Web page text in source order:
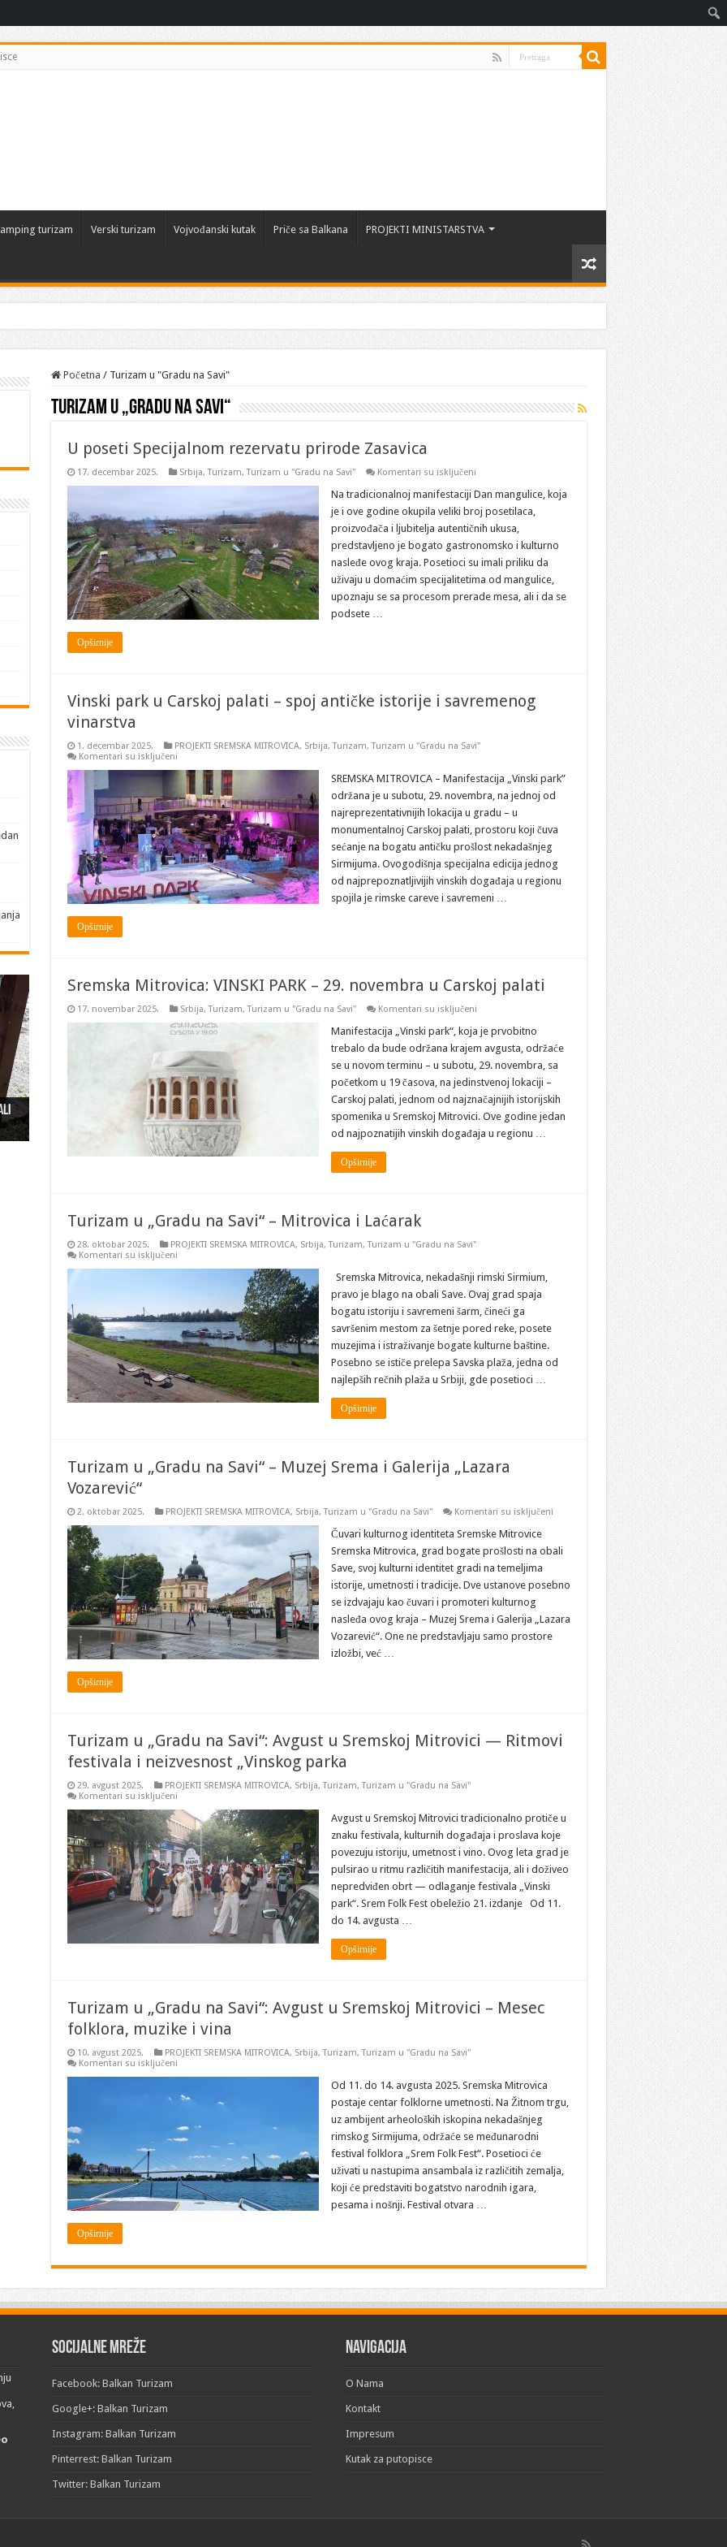
turizam Verski turizam Vojvođanski kutak Priče sa Balkana PROJEKTI MINISTARSTVA
Početna / Turizam u "Gradu na Savi"
Turizam u „Gradu na Savi“
U poseti Specijalnom rezervatu prirode Zasavica
17. decembar 2025. Srbija,Turizam,Turizam u "Gradu na Savi" Komentari su isključenina
poseti
Specijalnom
rezervatu
prirode
Zasavica
Na tradicionalnoj manifestaciji Dan mangulice, koja
je i ove godine okupila veliki broj posetilaca,
proizvođača i ljubitelja autentičnih ukusa,
predstavljeno je bogato gastronomsko i kulturno
nasleđe ovog kraja. Posetioci su imali priliku da
uživaju u domaćim specijalitetima od mangulice,
upoznaju se sa procesom prerade mesa, ali i da se
podsete …
Opširnije
Vinski park u Carskoj palati – spoj antičke istorije i savremenog
vinarstva
1. decembar 2025. PROJEKTI SREMSKA MITROVICA, Srbija,Turizam,Turizam u "Gradu na Savi"
Komentari su isključenina
park
Carskoj
palati
–
spoj
antičke
istorije
i
savremenog
vinarstva
SREMSKA MITROVICA – Manifestacija „Vinski park”
održana je u subotu, 29. novembra, na jednoj od
najreprezentativnijih lokacija u gradu – u
monumentalnoj Carskoj palati, prostoru koji čuva
sećanje na bogatu antičku prošlost nekadašnjeg
Sirmijuma. Ovogodišnja specijalna edicija jednog
od najprepoznatljivijih vinskih događaja u regionu
spojila je rimske careve i savremeni …
Opširnije
Sremska Mitrovica: VINSKI PARK – 29. novembra u Carskoj palati
17. novembar 2025. Srbija,Turizam,Turizam u "Gradu na Savi" Komentari su isključenina
Mitrovica:
VINSKI
PARK
–
29.
novembra
Carskoj
palati
Manifestacija „Vinski park“, koja je prvobitno
trebalo da bude održana krajem avgusta, održaće
se u novom terminu – u subotu, 29. novembra, sa
početkom u 19 časova, na jedinstvenoj lokaciji –
Carskoj palati, jednom od najznačajnijih istorijskih
spomenika u Sremskoj Mitrovici. Ove godine jedan
od najpoznatijih vinskih događaja u regionu …
Opširnije
Turizam u „Gradu na Savi“ – Mitrovica i Laćarak
28. oktobar 2025. PROJEKTI SREMSKA MITROVICA, Srbija,Turizam,Turizam u "Gradu na Savi"
Komentari su isključenina
Savi“
–
Mitrovica
i
Laćarak
Sremska Mitrovica, nekadašnji rimski Sirmium,
pravo je blago na obali Save. Ovaj grad spaja
bogatu istoriju i savremeni šarm, čineći ga
savršenim mestom za šetnje pored reke, posete
muzejima i istraživanje bogate kulturne baštine.
Posebno se ističe prelepa Savska plaža, jedna od
najlepših rečnih plaža u Srbiji, gde posetioci …
Opširnije
Turizam u „Gradu na Savi“ – Muzej Srema i Galerija „Lazara
Vozarević“
2. oktobar 2025. PROJEKTI SREMSKA MITROVICA, Srbija,Turizam u "Gradu na Savi" Komentari su isključenina
na
Muzej
Galerija
Vozarević“
Čuvari kulturnog identiteta Sremske Mitrovice
Sremska Mitrovica, grad bogate prošlosti na obali
Save, svoj kulturni identitet gradi na temeljima
istorije, umetnosti i tradicije. Dve ustanove posebno
se izdvajaju kao čuvari i promoteri kulturnog
nasleđa ovog kraja – Muzej Srema i Galerija „Lazara
Vozarević“. One ne predstavljaju samo prostore
izložbi, već …
Opširnije
Turizam u „Gradu na Savi“: Avgust u Sremskoj Mitrovici — Ritmovi
festivala i neizvesnost „Vinskog parka
29. avgust 2025. PROJEKTI SREMSKA MITROVICA, Srbija,Turizam,Turizam u "Gradu na Savi"
Komentari su isključenina
„Gradu
na
Savi“:
Avgust
u
Sremskoj
Mitrovici
—
Ritmovi
festivala
neizvesnost
Avgust u Sremskoj Mitrovici tradicionalno protiče u
znaku festivala, kulturnih događaja i proslava koje
povezuju istoriju, umetnost i vino. Ovog leta grad je
pulsirao u ritmu različitih manifestacija, ali i doživeo
nepredviđen obrt — odlaganje festivala „Vinski
park“. Srem Folk Fest obeležio 21. izdanje Od 11.
do 14. avgusta …
Opširnije
Turizam u „Gradu na Savi“: Avgust u Sremskoj Mitrovici – Mesec
folklora, muzike i vina
10. avgust 2025. PROJEKTI SREMSKA MITROVICA, Srbija,Turizam,Turizam u "Gradu na Savi"
Komentari su isključenina
„Gradu
na
Avgust
u
Sremskoj
Mitrovici
–
Mesec
folklora,
muzike
i
Od 11. do 14. avgusta 2025. Sremska Mitrovica
postaje centar folklorne umetnosti. Na Žitnom trgu,
uz ambijent arheoloških iskopina nekadašnjeg
rimskog Sirmijuma, održaće se međunarodni
festival folklora „Srem Folk Fest“. Posetioci će
uživati u nastupima ansambala iz različitih zemalja,
koji će predstaviti bogatstvo narodnih igara,
pesama i nošnji. Festival otvara …
Opširnije
u
Socijalne mreže
Facebook: Balkan Turizam
Google+: Balkan Turizam
Instagram: Balkan Turizam
Pinterrest: Balkan Turizam
Twitter: Balkan Turizam
Navigacija
O Nama
Kontakt
Impresum
Kutak za putopisce